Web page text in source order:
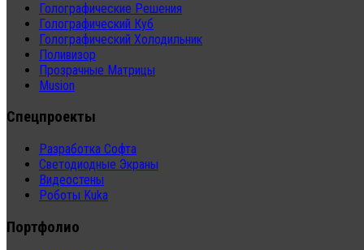
Голографические Решения
Голографический Куб
Голографический Холодильник
Поливизор
Прозрачные Матрицы
Musion
Спецпроекты
Разработка Софта
Светодиодные Экраны
Видеостены
Роботы Kuka
Портфолио